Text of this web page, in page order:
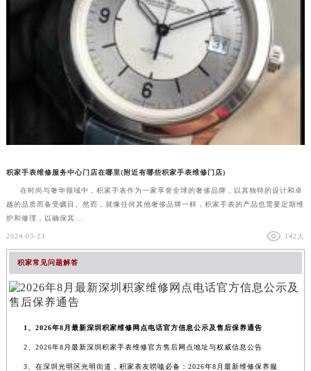
积家手表维修服务中心门店在哪里(附近有哪些积家手表维修门店)
在时尚与奢华领域中，积家手表作为一家享誉全球的奢侈品牌，以其独特的设计和卓
越的品质而备受瞩目。然而，就像任何其他奢侈品牌一样，积家手表的产品也需要定期维
护和修理，以确保其...
2024-03-23 142人
积家常见问题解答
1、2026年8月最新深圳积家维修网点电话官方信息公示及售后保养通告
2、2026年8月最新深圳积家手表维修官方售后网点地址与权威信息公告
3、在深圳光明区光明街道，积家表友唠嗑必备：2026年8月最新维修保养服